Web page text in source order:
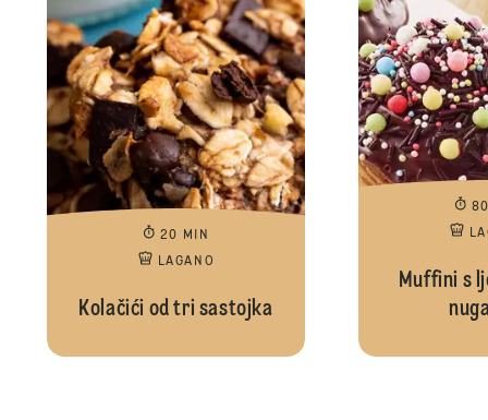
20 MIN
LAGANO
Kolačići od tri sastojka
Muffini s